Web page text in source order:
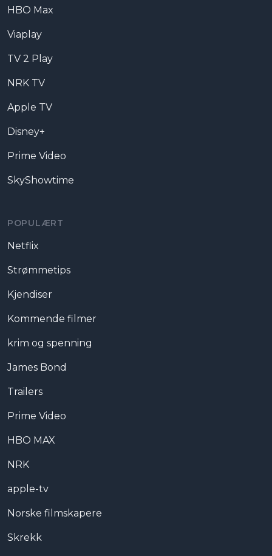
HBO Max
Viaplay
TV 2 Play
NRK TV
Apple TV
Disney+
Prime Video
SkyShowtime
POPULÆRT
Netflix
Strømmetips
Kjendiser
Kommende filmer
krim og spenning
James Bond
Trailers
Prime Video
HBO MAX
NRK
apple-tv
Norske filmskapere
Skrekk